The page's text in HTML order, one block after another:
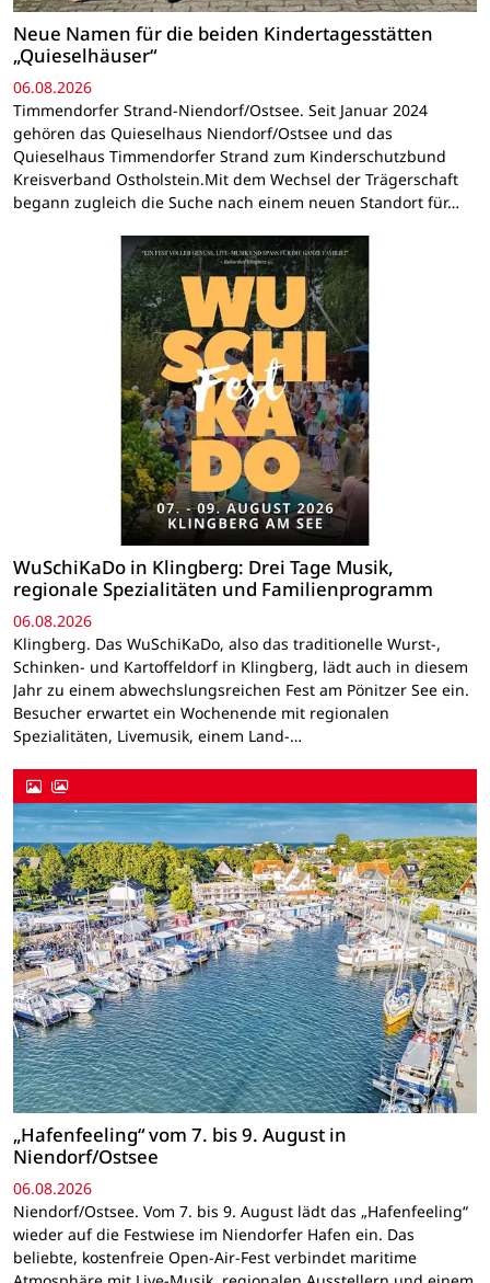
Neue Namen für die beiden Kindertagesstätten
„Quieselhäuser“
06.08.2026
Timmendorfer Strand-Niendorf/Ostsee. Seit Januar 2024
gehören das Quieselhaus Niendorf/Ostsee und das
Quieselhaus Timmendorfer Strand zum Kinderschutzbund
Kreisverband Ostholstein.Mit dem Wechsel der Trägerschaft
begann zugleich die Suche nach einem neuen Standort für…
WuSchiKaDo in Klingberg: Drei Tage Musik,
regionale Spezialitäten und Familienprogramm
06.08.2026
Klingberg. Das WuSchiKaDo, also das traditionelle Wurst-,
Schinken- und Kartoffeldorf in Klingberg, lädt auch in diesem
Jahr zu einem abwechslungsreichen Fest am Pönitzer See ein.
Besucher erwartet ein Wochenende mit regionalen
Spezialitäten, Livemusik, einem Land-…
„Hafenfeeling“ vom 7. bis 9. August in
Niendorf/Ostsee
06.08.2026
Niendorf/Ostsee. Vom 7. bis 9. August lädt das „Hafenfeeling“
wieder auf die Festwiese im Niendorfer Hafen ein. Das
beliebte, kostenfreie Open-Air-Fest verbindet maritime